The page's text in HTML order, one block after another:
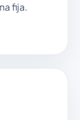
fija.